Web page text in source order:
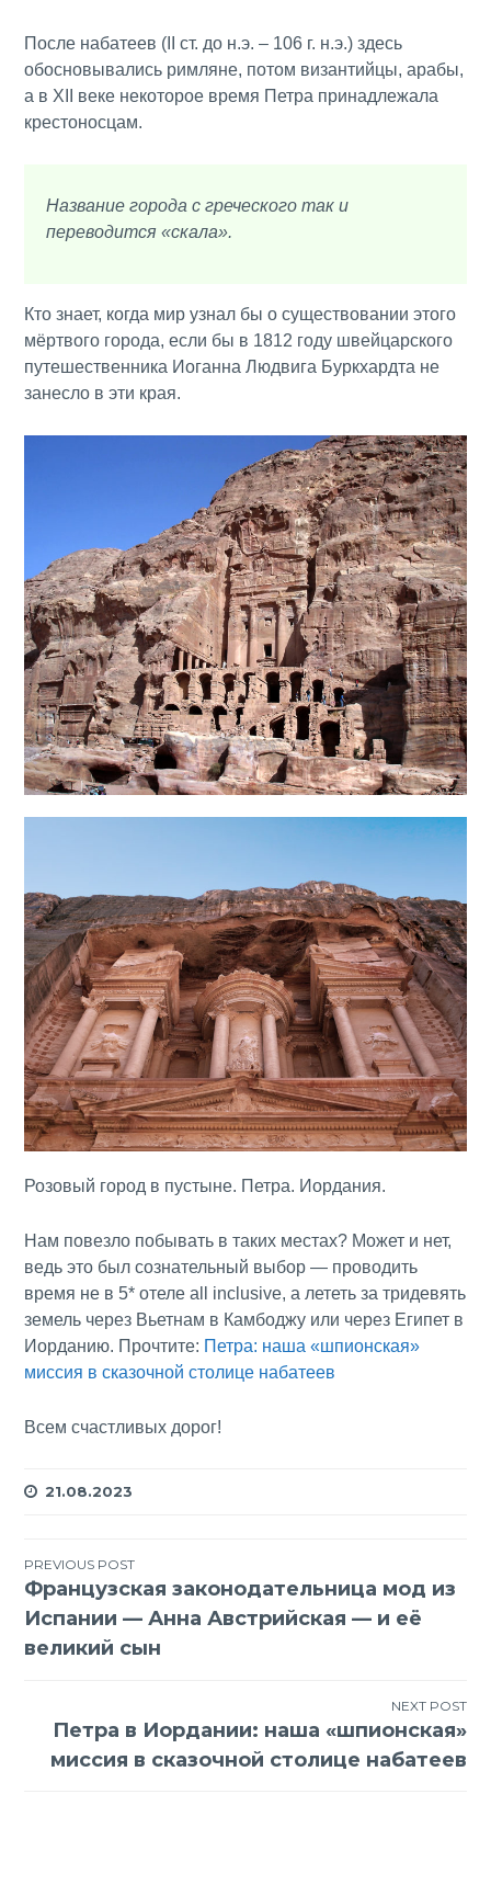
После набатеев (II ст. до н.э. – 106 г. н.э.) здесь
обосновывались римляне, потом византийцы, арабы,
а в XII веке некоторое время Петра принадлежала
крестоносцам.
Название города с греческого так и
переводится «скала».
Кто знает, когда мир узнал бы о существовании этого
мёртвого города, если бы в 1812 году швейцарского
путешественника Иоганна Людвига Буркхардта не
занесло в эти края.
Розовый город в пустыне. Петра. Иордания.
Нам повезло побывать в таких местах? Может и нет,
ведь это был сознательный выбор — проводить
время не в 5* отеле all inclusive, а лететь за тридевять
земель через Вьетнам в Камбоджу или через Египет в
Иорданию. Прочтите: Петра: наша «шпионская»
миссия в сказочной столице набатеев
Всем счастливых дорог!
21.08.2023
Навигация
по
записям
PREVIOUS POST
Французская законодательница мод из
Испании — Анна Австрийская — и её
великий сын
NEXT POST
Петра в Иордании: наша «шпионская»
миссия в сказочной столице набатеев